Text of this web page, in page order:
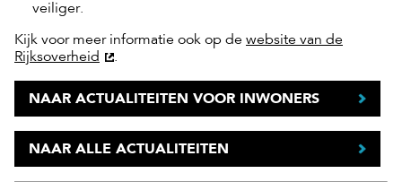
veiliger.
Kijk voor meer informatie ook op de website van de
Rijksoverheid
.
NAAR ACTUALITEITEN VOOR INWONERS
NAAR ALLE ACTUALITEITEN